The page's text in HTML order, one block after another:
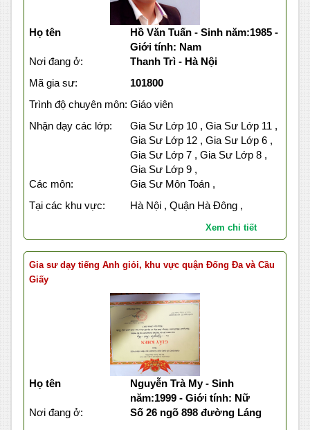
Họ tên
Hồ Văn Tuấn - Sinh năm:1985 -
Giới tính: Nam
Nơi đang ở:
Thanh Trì - Hà Nội
Mã gia sư:
101800
Trình độ chuyên môn: Giáo viên
Nhận dạy các lớp:
Gia Sư Lớp 10 , Gia Sư Lớp 11 ,
Gia Sư Lớp 12 , Gia Sư Lớp 6 ,
Gia Sư Lớp 7 , Gia Sư Lớp 8 ,
Gia Sư Lớp 9 ,
Các môn:
Gia Sư Môn Toán ,
Tại các khu vực:
Hà Nội , Quận Hà Đông ,
Xem chi tiết
Gia sư dạy tiếng Anh giỏi, khu vực quận Đống Đa và Cầu
Giấy
Họ tên
Nguyễn Trà My - Sinh
năm:1999 - Giới tính: Nữ
Nơi đang ở:
Số 26 ngõ 898 đường Láng